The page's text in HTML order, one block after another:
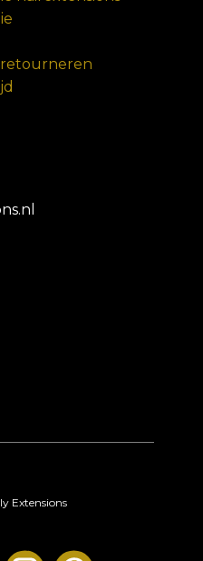
retourneren
Extensions